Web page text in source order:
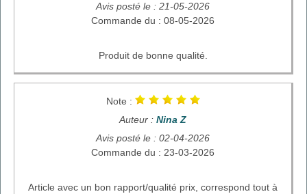
Avis posté le : 21-05-2026
Commande du : 08-05-2026
Produit de bonne qualité.
Note :
Auteur : Nina Z
Avis posté le : 02-04-2026
Commande du : 23-03-2026
Article avec un bon rapport/qualité prix, correspond tout à